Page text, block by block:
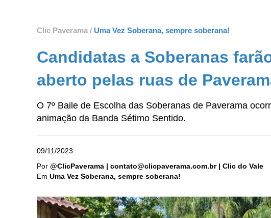
Clic Paverama / Uma Vez Soberana, sempre soberana!
Candidatas a Soberanas
aberto pelas ruas de
O 7º Baile de Escolha das Soberanas de Paverama
animação da Banda Sétimo Sentido.
09/11/2023
Por @ClicPaverama | contato@clicpaverama.com.br | Clic do Vale
Em Uma Vez Soberana, sempre soberana!